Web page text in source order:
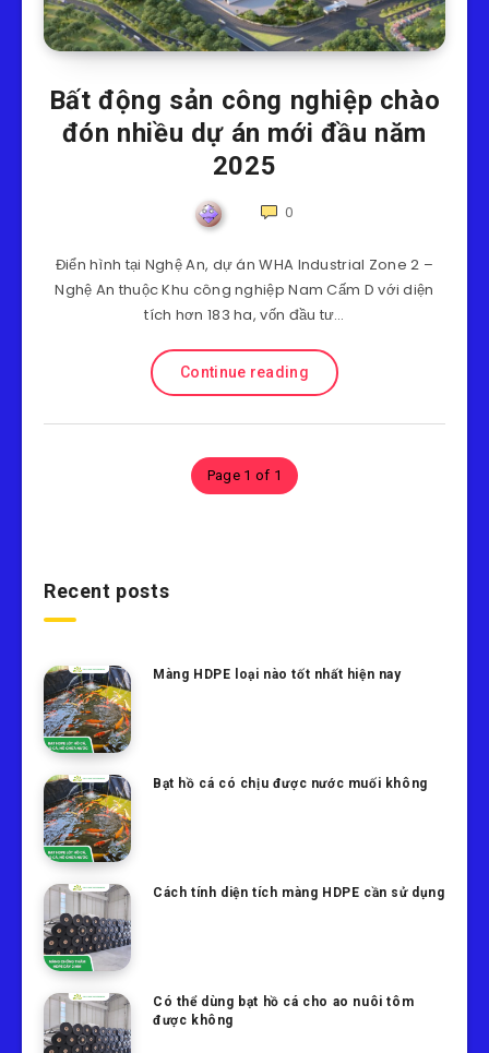
Bất động sản công nghiệp chào
đón nhiều dự án mới đầu năm
2025
0
Điển hình tại Nghệ An, dự án WHA Industrial Zone 2 –
Nghệ An thuộc Khu công nghiệp Nam Cấm D với diện
tích hơn 183 ha, vốn đầu tư…
Continue reading
Page 1 of 1
Recent posts
Màng HDPE loại nào tốt nhất hiện nay
Bạt hồ cá có chịu được nước muối không
Cách tính diện tích màng HDPE cần sử dụng
Có thể dùng bạt hồ cá cho ao nuôi tôm
được không